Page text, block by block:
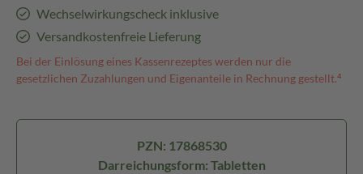
Wechselwirkungscheck inklusive
Versandkostenfreie Lieferung
Bei der Einlösung eines Kassenrezeptes werden nur die
gesetzlichen Zuzahlungen und Eigenanteile in Rechnung gestellt.⁴
PZN: 17868530
Darreichungsform: Tabletten